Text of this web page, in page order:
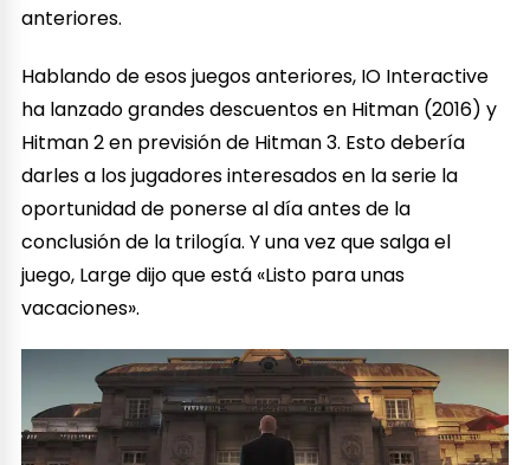
anteriores.
Hablando de esos juegos anteriores, IO Interactive
ha lanzado grandes descuentos en Hitman (2016) y
Hitman 2 en previsión de Hitman 3. Esto debería
darles a los jugadores interesados ​​en la serie la
oportunidad de ponerse al día antes de la
conclusión de la trilogía. Y una vez que salga el
juego, Large dijo que está «Listo para unas
vacaciones».